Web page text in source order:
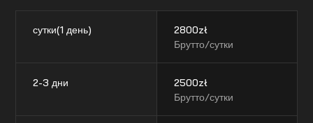
сутки(1 день) 2800zł
Брутто/сутки
2-3 дни 2500zł
Брутто/сутки